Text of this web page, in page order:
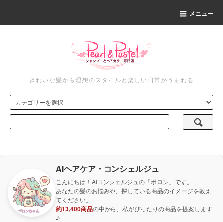
メニュー
きれいな髪から理想のスタイルと楽しい日常がうまれる
AIヘアケア・コンシェルジュ
こんにちは！AIコンシェルジュの「ポロン」です。
あなたの髪のお悩みや、探している商品のイメージを教え
てください。
約13,400商品の中から、私がぴったりの商品を提案します
♪